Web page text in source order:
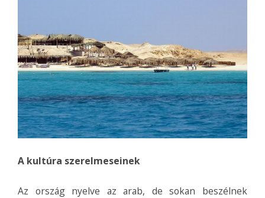
A kultúra szerelmeseinek
Az ország nyelve az arab, de sokan beszélnek